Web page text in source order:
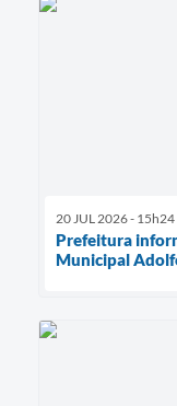
20 JUL 2026 - 15h24
Prefeitura
Municipal